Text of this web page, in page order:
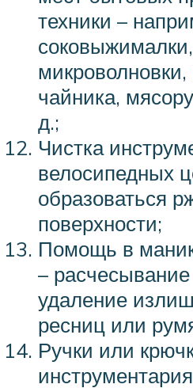
техники –
микроволновки,
чайника,
д.;
Чистка
велосипедных
образоваться
поверхности;
Помощь в
–
удаление
ресниц или
Ручки или